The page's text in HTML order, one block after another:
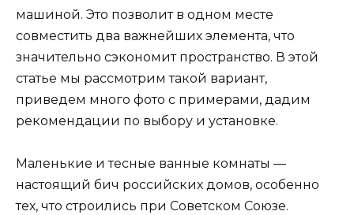
машиной. Это позволит в одном месте
совместить два важнейших элемента, что
значительно сэкономит пространство. В этой
статье мы рассмотрим такой вариант,
приведем много фото с примерами, дадим
рекомендации по выбору и установке.
Маленькие и тесные ванные комнаты —
настоящий бич российских домов, особенно
тех, что строились при Советском Союзе.